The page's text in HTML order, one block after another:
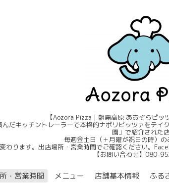
【Aozora Pizza｜朝霧高原 あおぞらピッ
だキッチントレーラーで本格的ナポリピッツァをテ
園」で紹介された店
毎週金土日（＋月曜が祝日の時）の
わります。出店場所・営業時間でご確認ください。
【お問い合わせ】080-
・営業時間 メニュー 店舗基本情報 ふる